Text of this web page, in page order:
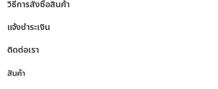
วิธีการสั่งซื้อสินค้า
แจ้งชำระเงิน
ติดต่อเรา
สินค้า